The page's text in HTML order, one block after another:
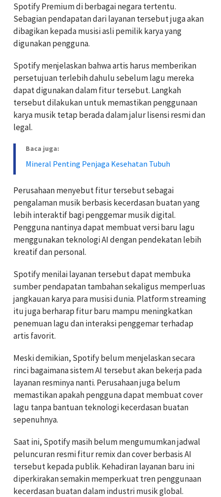
Spotify Premium di berbagai negara tertentu.
Sebagian pendapatan dari layanan tersebut juga akan
dibagikan kepada musisi asli pemilik karya yang
digunakan pengguna.
Spotify menjelaskan bahwa artis harus memberikan
persetujuan terlebih dahulu sebelum lagu mereka
dapat digunakan dalam fitur tersebut. Langkah
tersebut dilakukan untuk memastikan penggunaan
karya musik tetap berada dalam jalur lisensi resmi dan
legal.
Baca juga:
Mineral Penting Penjaga Kesehatan Tubuh
Perusahaan menyebut fitur tersebut sebagai
pengalaman musik berbasis kecerdasan buatan yang
lebih interaktif bagi penggemar musik digital.
Pengguna nantinya dapat membuat versi baru lagu
menggunakan teknologi AI dengan pendekatan lebih
kreatif dan personal.
Spotify menilai layanan tersebut dapat membuka
sumber pendapatan tambahan sekaligus memperluas
jangkauan karya para musisi dunia. Platform streaming
itu juga berharap fitur baru mampu meningkatkan
penemuan lagu dan interaksi penggemar terhadap
artis favorit.
Meski demikian, Spotify belum menjelaskan secara
rinci bagaimana sistem AI tersebut akan bekerja pada
layanan resminya nanti. Perusahaan juga belum
memastikan apakah pengguna dapat membuat cover
lagu tanpa bantuan teknologi kecerdasan buatan
sepenuhnya.
Saat ini, Spotify masih belum mengumumkan jadwal
peluncuran resmi fitur remix dan cover berbasis AI
tersebut kepada publik. Kehadiran layanan baru ini
diperkirakan semakin memperkuat tren penggunaan
kecerdasan buatan dalam industri musik global.